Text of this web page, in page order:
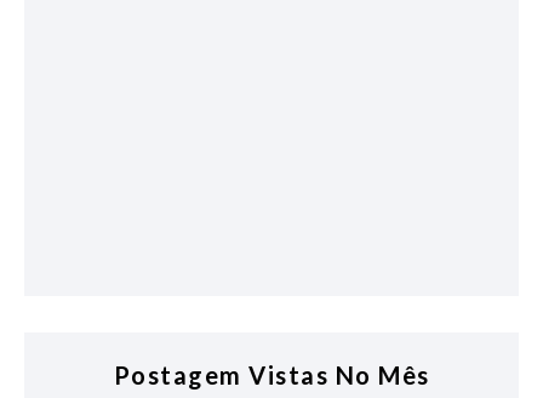
Postagem Vistas No Mês